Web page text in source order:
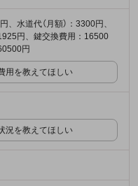
、水道代（月額）：3300円、
円、鍵交換費用：16500
円
用を教えてほしい
況を教えてほしい